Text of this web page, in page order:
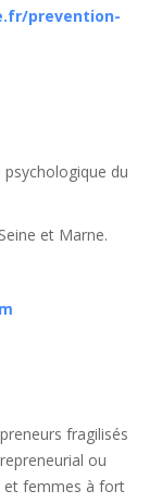
prevention-
du
et Marne.
fragilisés
ou
et femmes à fort